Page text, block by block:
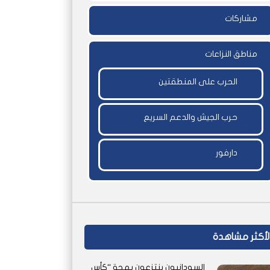
مشاركات
مناطق النزاعات
الحرب على المنطقتين
حرب الجيش والدعم السريع
دارفور
مشاهدة
السودانيون ينتزعون بهجة “كأس